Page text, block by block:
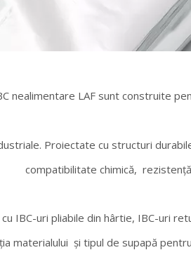
nealimentare LAF sunt construite
Proiectate cu structuri
compatibilitate chimică,
IBC-uri pliabile din hârtie, IBC-uri
materialului și tipul de supapă